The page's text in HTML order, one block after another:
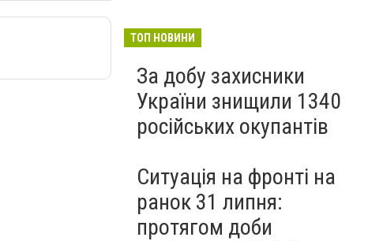
ТОП НОВИНИ
За добу захисники
України знищили 1340
російських окупантів
Ситуація на фронті на
ранок 31 липня:
протягом доби